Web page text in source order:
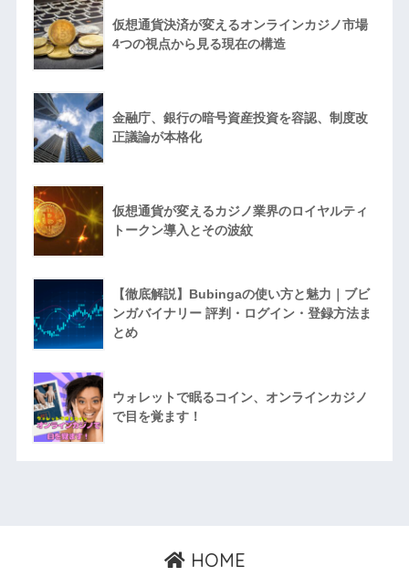
仮想通貨決済が変えるオンラインカジノ市場
4つの視点から見る現在の構造
金融庁、銀行の暗号資産投資を容認、制度改
正議論が本格化
仮想通貨が変えるカジノ業界のロイヤルティ
トークン導入とその波紋
【徹底解説】Bubingaの使い方と魅力｜ブビ
ンガバイナリー 評判・ログイン・登録方法ま
とめ
ウォレットで眠るコイン、オンラインカジノ
で目を覚ます！
HOME